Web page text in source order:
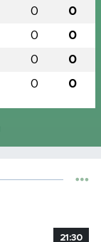
0 0
0 0
0 0
0 0
21:30